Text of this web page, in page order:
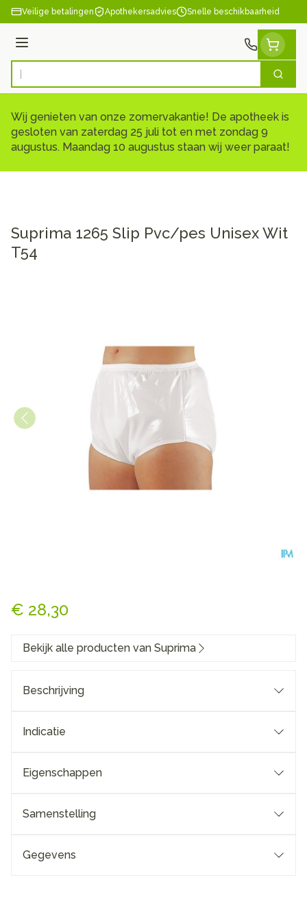
Ga naar de inhoud
Veilige betalingen Apothekersadvies Snelle beschikbaarheid
Menu
Product, merk, categorie... Zoek
Wij genieten van onze zomervakantie! De apotheek is
gesloten van zaterdag 25 juli tot en met zondag 9
augustus. Maandag 10 augustus staan wij weer paraat!
Suprima 1265 Slip Pvc/pes Unisex Wit
T54
€ 28,30
Bekijk alle producten van Suprima
Beschrijving
Indicatie
Eigenschappen
Samenstelling
Gegevens